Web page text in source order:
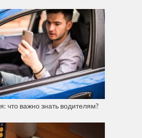
что важно знать водителям?